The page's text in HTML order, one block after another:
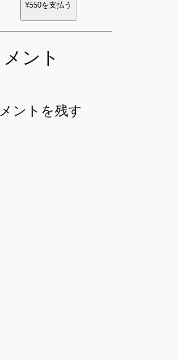
¥550を支払う
ント
ントを残す